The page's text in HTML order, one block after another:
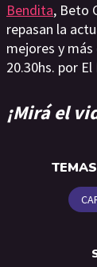
Bendita, Beto
repasan la
mejores y
20.30hs. por El
¡Mirá el